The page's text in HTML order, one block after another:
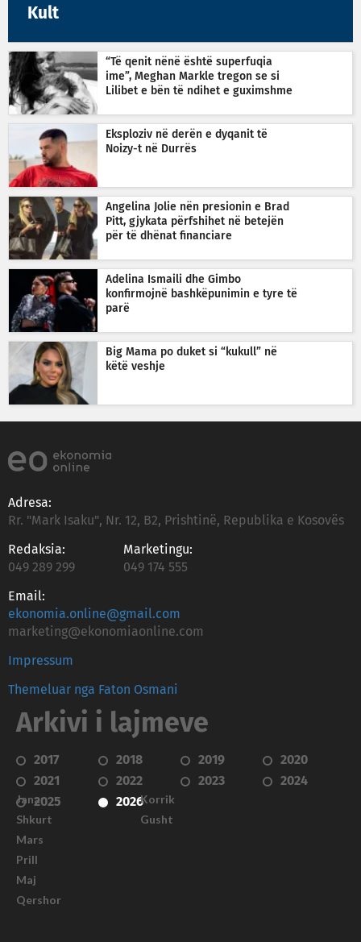
Kult
“Të qenit nënë është superfuqia
ime”, Meghan Markle tregon se si
Lilibet e bën të ndihet e guximshme
Eksploziv në derën e dyqanit të
Noizy-t në Durrës
Angelina Jolie nën presionin e Brad
Pitt, gjykata përfshihet në betejën
për të dhënat financiare
Adelina Ismaili dhe Gimbo
konfirmojnë bashkëpunimin e tyre të
parë
Big Mama po duket si “kukull” në
këtë veshje
Adresa:
Rr. "Mark Isaku", Nr. 12, B2, Prishtinë, Republika e Kosovës
Redaksia:
049 289 299
Marketingu:
049 174 555
Email:
ekonomia.online@gmail.com
marketing@ekonomiaonline.com
Impressum
Themeluar nga Faton Osmani
Arkivi i lajmeve
2017 2018 2019
2020
2021
2022 2023
2024
2025
2026
Janar
Shkurt
Mars
Prill
Maj
Qershor
Korrik
Gusht